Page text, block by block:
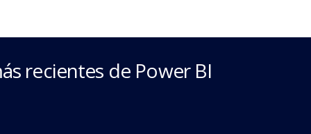
recientes de Power BI